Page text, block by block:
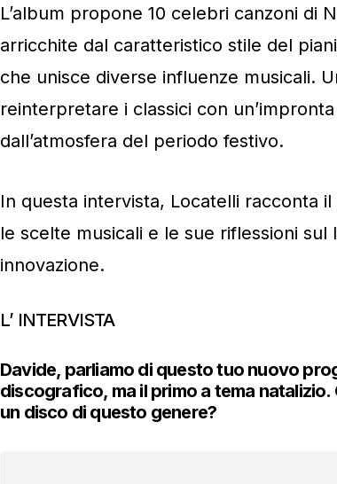
L’album propone 10 celebri canzoni di
arricchite dal caratteristico stile del
che unisce diverse influenze musicali.
reinterpretare i classici con
dall’atmosfera del periodo festivo.
In questa intervista, Locatelli racconta
le scelte musicali e le sue riflessioni sul
innovazione.
L’ INTERVISTA
Davide, parliamo di questo tuo nuovo
discografico, ma il primo a tema
un disco di questo genere?